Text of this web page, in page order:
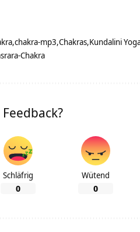
chakra-mp3 Chakras Kundalini
Chakra
Schläfrig
0
Wütend
0